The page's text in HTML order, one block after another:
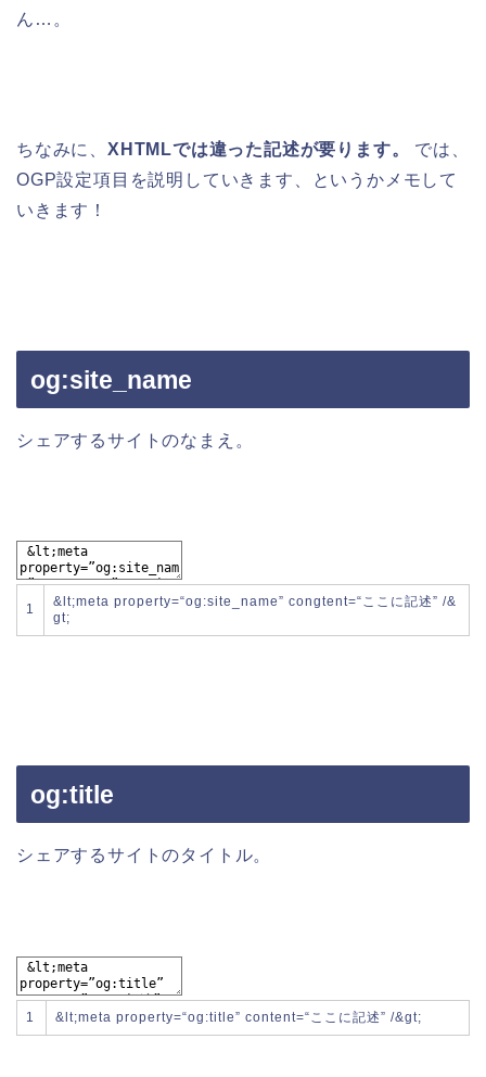
ん…。
ちなみに、 XHTMLでは違った記述が要ります。
では、
OGP設定項目を説明していきます、というかメモして
いきます！
og:site_name
シェアするサイトのなまえ。
1 & lt;meta property=“og:site_name” congtent=“ここに記述” /&
gt;
og:title
シェアするサイトのタイトル。
1 &lt;meta property=“og:title” content=“ここに記述” /&gt;